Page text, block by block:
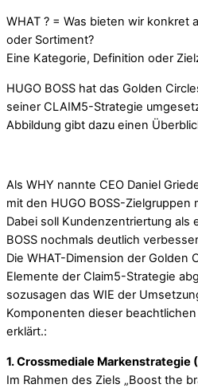
WHAT ? = Was bieten wir konkret
oder Sortiment?
Eine Kategorie, Definition oder
HUGO BOSS hat das Golden
seiner CLAIM5-Strategie
Abbildung gibt dazu einen
Als WHY nannte CEO Daniel
mit den HUGO BOSS-Zielgruppen
Dabei soll Kundenzentriertung als
BOSS nochmals deutlich
Die WHAT-Dimension der Golden
Elemente der Claim5-Strategie
sozusagen das WIE der
Komponenten dieser
erklärt.:
1. Crossmediale Markenstrategie
Im Rahmen des Ziels „Boost the